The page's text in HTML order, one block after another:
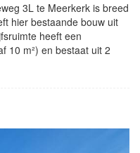
3L te Meerkerk is breed
hier bestaande bouw uit
heeft een
10 m²) en bestaat uit 2